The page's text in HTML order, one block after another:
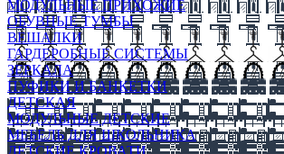
МОДУЛЬНЫЕ ПРИХОЖИЕ
ОБУВНЫЕ ТУМБЫ
ВЕШАЛКИ
ГАРДЕРОБНЫЕ СИСТЕМЫ
ЗЕРКАЛА
ПУФИКИ И БАНКЕТКИ
ДЕТСКАЯ
МОДУЛЬНЫЕ ДЕТСКИЕ
МЕБЕЛЬ ДЛЯ ШКОЛЬНИКА